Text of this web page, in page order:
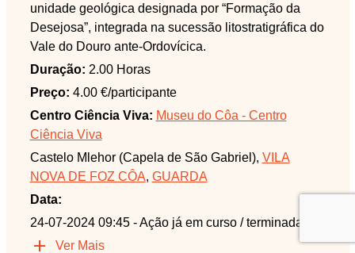
unidade geológica designada por “Formação da
Desejosa”, integrada na sucessão litostratigráfica do
Vale do Douro ante-Ordovícica.
Duração: 2.00 Horas
Preço: 4.00 €/participante
Centro Ciência Viva: Museu do Côa - Centro
Ciência Viva
Castelo Mlehor (Capela de São Gabriel), VILA
NOVA DE FOZ CÔA, GUARDA
Data:
24-07-2024 09:45 - Ação já em curso / terminada
Ver Mais